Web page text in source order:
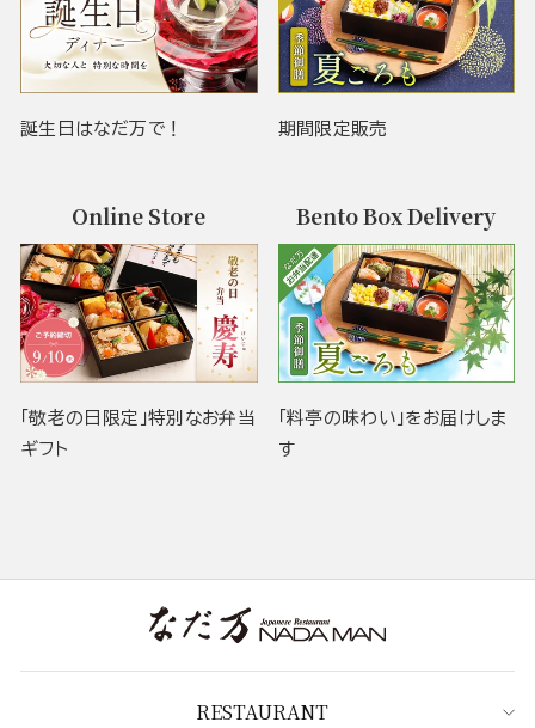
誕生日はなだ万で！ 期間限定販売
Online Store
「敬老の日限定」特別なお弁当
ギフト
Bento Box Delivery
「料亭の味わい」をお届けしま
す
RESTAURANT